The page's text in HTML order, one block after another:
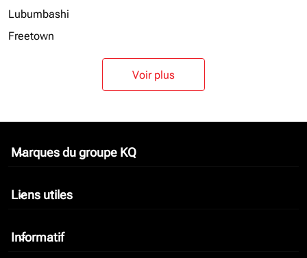
Lubumbashi
Freetown
Voir plus
Marques du groupe KQ
keyboard_arrow_down
Liens utiles
keyboard_arrow_down
Informatif
keyboard_arrow_down